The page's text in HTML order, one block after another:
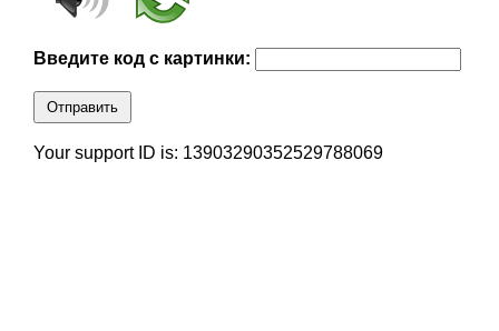
Введите код с картинки:
Отправить
Your support ID is: 13903290352529788069